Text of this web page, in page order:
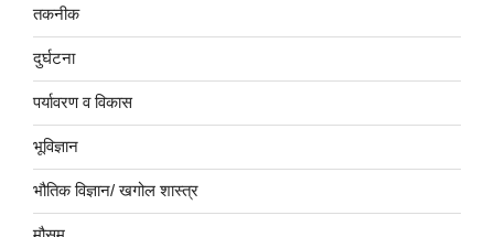
तकनीक
दुर्घटना
पर्यावरण व विकास
भूविज्ञान
भौतिक विज्ञान/ खगोल शास्त्र